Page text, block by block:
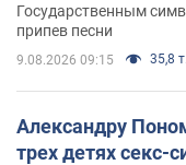
Государственным
припев песни
9.08.2026 09:15 35,8 т.
Александру
трех детях секс-